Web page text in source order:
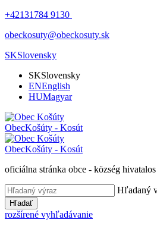
+42131784 9130
obeckosuty@obeckosuty.sk
SKSlovensky
SKSlovensky
ENEnglish
HUMagyar
ObecKošúty - Kosút
ObecKošúty - Kosút
oficiálna stránka obce - község
Hľadaný
Hľadať
rozšírené vyhľadávanie